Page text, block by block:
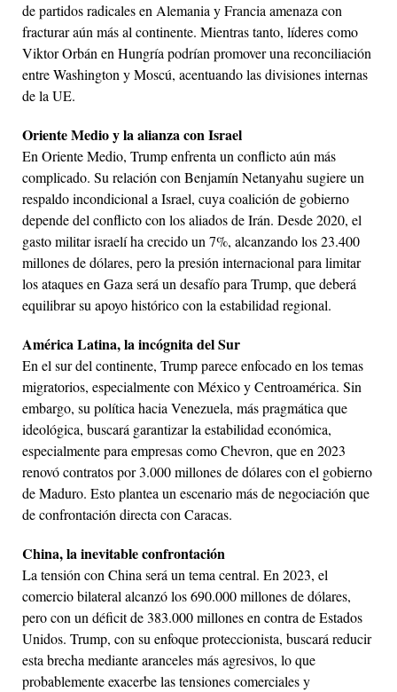
de partidos radicales en Alemania y Francia amenaza con
fracturar aún más al continente. Mientras tanto, líderes como
Viktor Orbán en Hungría podrían promover una reconciliación
entre Washington y Moscú, acentuando las divisiones internas
de la UE.
Oriente Medio y la alianza con Israel
En Oriente Medio, Trump enfrenta un conflicto aún más
complicado. Su relación con Benjamín Netanyahu sugiere un
respaldo incondicional a Israel, cuya coalición de gobierno
depende del conflicto con los aliados de Irán. Desde 2020, el
gasto militar israelí ha crecido un 7%, alcanzando los 23.400
millones de dólares, pero la presión internacional para limitar
los ataques en Gaza será un desafío para Trump, que deberá
equilibrar su apoyo histórico con la estabilidad regional.
América Latina, la incógnita del Sur
En el sur del continente, Trump parece enfocado en los temas
migratorios, especialmente con México y Centroamérica. Sin
embargo, su política hacia Venezuela, más pragmática que
ideológica, buscará garantizar la estabilidad económica,
especialmente para empresas como Chevron, que en 2023
renovó contratos por 3.000 millones de dólares con el gobierno
de Maduro. Esto plantea un escenario más de negociación que
de confrontación directa con Caracas.
China, la inevitable confrontación
La tensión con China será un tema central. En 2023, el
comercio bilateral alcanzó los 690.000 millones de dólares,
pero con un déficit de 383.000 millones en contra de Estados
Unidos. Trump, con su enfoque proteccionista, buscará reducir
esta brecha mediante aranceles más agresivos, lo que
probablemente exacerbe las tensiones comerciales y